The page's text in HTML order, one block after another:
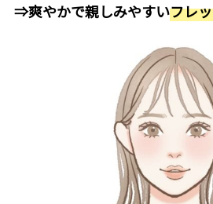
⇒爽やかで親しみやすいフレ